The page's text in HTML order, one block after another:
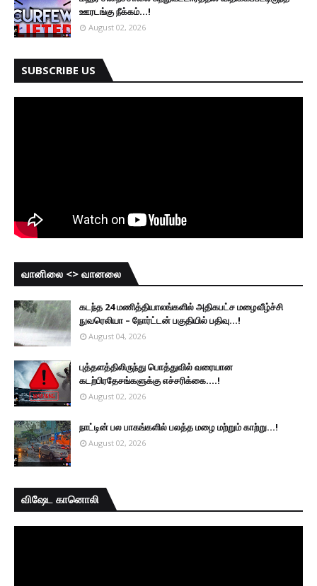
ஊரடங்கு நீக்கம்...!
August 02, 2026
SUBSCRIBE US
வானிலை <> வானலை
கடந்த 24 மணித்தியாலங்களில் அதிகபட்ச மழைவீழ்ச்சி
நுவரெலியா – நோர்ட்டன் பகுதியில் பதிவு...!
August 04, 2026
புத்தளத்திலிருந்து பொத்துவில் வரையான
கடற்பிரதேசங்களுக்கு எச்சரிக்கை....!
August 02, 2026
நாட்டின் பல பாகங்களில் பலத்த மழை மற்றும் காற்று...!
August 02, 2026
விஷேட கானொலி